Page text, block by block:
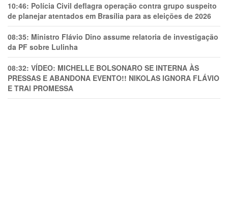
10:46: Polícia Civil deflagra operação contra grupo suspeito
de planejar atentados em Brasília para as eleições de 2026
08:35: Ministro Flávio Dino assume relatoria de investigação
da PF sobre Lulinha
08:32: VÍDEO: MICHELLE BOLSONARO SE INTERNA ÀS
PRESSAS E ABANDONA EVENTO!! NIKOLAS IGNORA FLÁVIO
E TRAl PROMESSA